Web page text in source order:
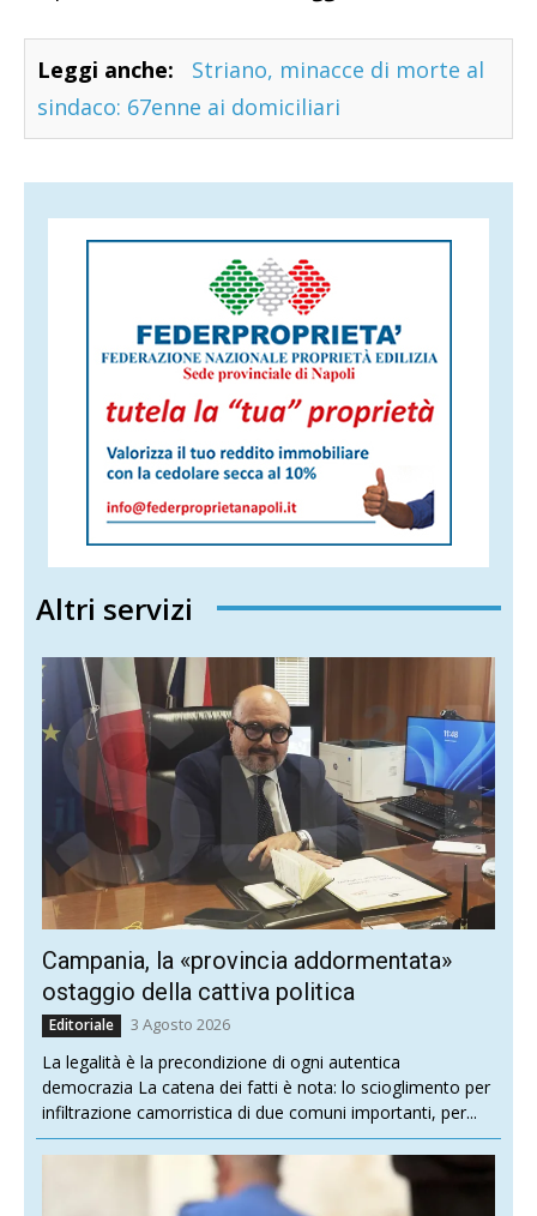
Leggi anche:
Striano, minacce di morte al
sindaco: 67enne ai domiciliari
Altri servizi
Campania, la «provincia addormentata»
ostaggio della cattiva politica
Editoriale 3 Agosto 2026
La legalità è la precondizione di ogni autentica
democrazia La catena dei fatti è nota: lo scioglimento per
infiltrazione camorristica di due comuni importanti, per...